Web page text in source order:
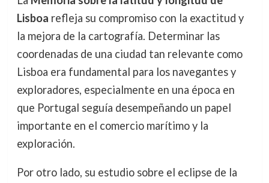
Lisboa refleja su compromiso con la exactitud y
la mejora de la cartografía. Determinar las
coordenadas de una ciudad tan relevante como
Lisboa era fundamental para los navegantes y
exploradores, especialmente en una época en
que Portugal seguía desempeñando un papel
importante en el comercio marítimo y la
exploración.
Por otro lado, su estudio sobre el eclipse de la